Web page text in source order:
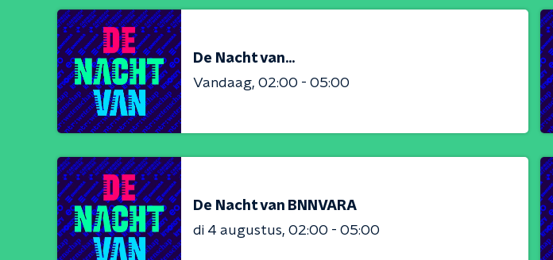
De Nacht van...
Vandaag 02:00 - 05:00
De Nacht van BNNVARA
di 4 augustus 02:00 - 05:00